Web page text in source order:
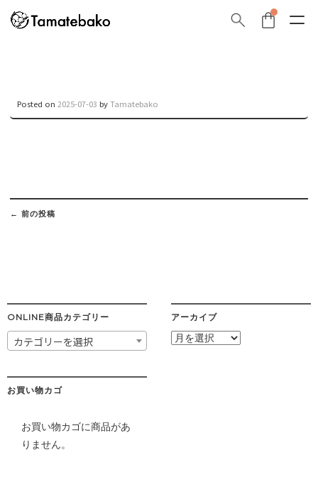
Posted on 2025-07-03 byTamatebako
Post
navigation
← 前の投稿
ONLINE商品カテゴリー
カテゴリーを選択
アーカイブ
ア
お買い物カゴ
お買い物カゴに商品があ
りません。